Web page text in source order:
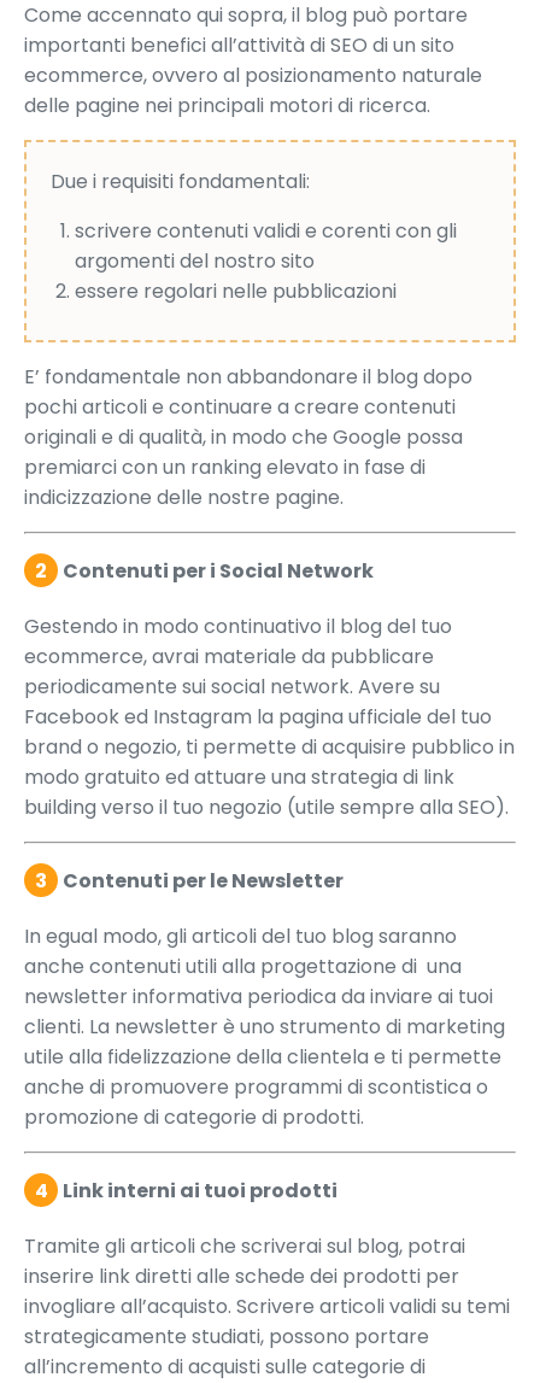
Come accennato qui sopra, il blog può portare
importanti benefici all’attività di SEO di un sito
ecommerce, ovvero al posizionamento naturale
delle pagine nei principali motori di ricerca.
Due i requisiti fondamentali:
scrivere contenuti validi e corenti con gli
argomenti del nostro sito
essere regolari nelle pubblicazioni
E’ fondamentale non abbandonare il blog dopo
pochi articoli e continuare a creare contenuti
originali e di qualità, in modo che Google possa
premiarci con un ranking elevato in fase di
indicizzazione delle nostre pagine.
2 Contenuti per i Social Network
Gestendo in modo continuativo il blog del tuo
ecommerce, avrai materiale da pubblicare
periodicamente sui social network. Avere su
Facebook ed Instagram la pagina ufficiale del tuo
brand o negozio, ti permette di acquisire pubblico in
modo gratuito ed attuare una strategia di link
building verso il tuo negozio (utile sempre alla SEO).
3 Contenuti per le Newsletter
In egual modo, gli articoli del tuo blog saranno
anche contenuti utili alla progettazione di una
newsletter informativa periodica da inviare ai tuoi
clienti. La newsletter è uno strumento di marketing
utile alla fidelizzazione della clientela e ti permette
anche di promuovere programmi di scontistica o
promozione di categorie di prodotti.
4 Link interni ai tuoi prodotti
Tramite gli articoli che scriverai sul blog, potrai
inserire link diretti alle schede dei prodotti per
invogliare all’acquisto. Scrivere articoli validi su temi
strategicamente studiati, possono portare
all’incremento di acquisti sulle categorie di